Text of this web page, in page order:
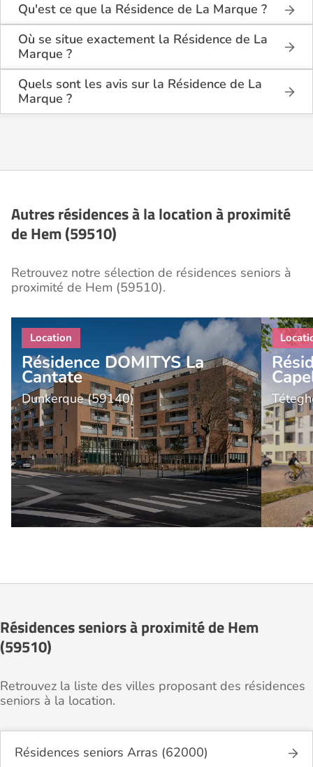
Qu'est ce que la Résidence de La Marque ?
La Résidence de La Marque est une résidence
seniors de type foyer logement - résidence
autonomie .
Cette résidence du secteur privé se situe à Hem
(59510).
Où se situe exactement la Résidence de La
Marque ?
La Résidence de La Marque est située 31 Rue Du
Docteur Coubronne à Hem (59510), dans le Nord
(59).
Quels sont les avis sur la Résidence de La
Marque ?
Il y a 2 avis déposé(s) sur la Résidence de La
Autres résidences à la location à proximité
de Hem (59510)
Retrouvez notre sélection de résidences seniors à
proximité de Hem (59510).
Résidence DOMITYS La
Cantate
Dunkerque (59140)
Résidences seniors à proximité de Hem
(59510)
Retrouvez la liste des villes proposant des résidences
seniors à la location.
Résidences seniors Arras (62000)